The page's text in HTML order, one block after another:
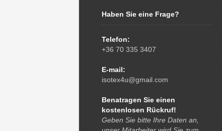
Haben Sie eine Frage?
Telefon:
+36 70 335 3407
E-mail:
isotex4u@gmail.com
Benatragen Sie einen
kostenlosen Rückruf!
Geben Sie bitte Ihre Daten an,